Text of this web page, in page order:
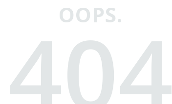
OOPS.
404